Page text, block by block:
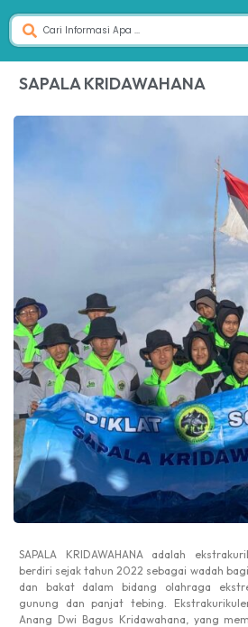
SAPALA KRIDAWAHANA
SAPALA KRIDAWAHANA adalah
berdiri sejak tahun 2022 sebagai wadah
dan bakat dalam bidang olahraga
gunung dan panjat tebing.
Anang Dwi Bagus Kridawahana, yang